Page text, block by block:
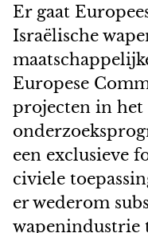
Er gaat
Israëlische
Europese
projecten in het
een exclusieve
civiele
er wederom
wapenindustrie